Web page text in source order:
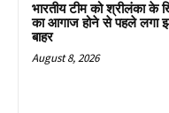
भारतीय टीम को श्रीलंका के
का आगाज होने से पहले लगा
बाहर
August 8, 2026